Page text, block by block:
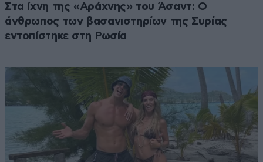
Στα ίχνη της «Αράχνης» του Άσαντ: Ο
άνθρωπος των βασανιστηρίων της Συρίας
εντοπίστηκε στη Ρωσία